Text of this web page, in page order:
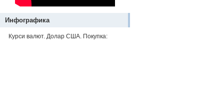
Инфографика
Курси валют. Долар США. Покупка: